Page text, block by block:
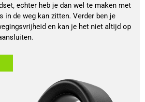
echter heb je dan wel te maken met
in de weg kan zitten. Verder ben je
en kan je het niet altijd op